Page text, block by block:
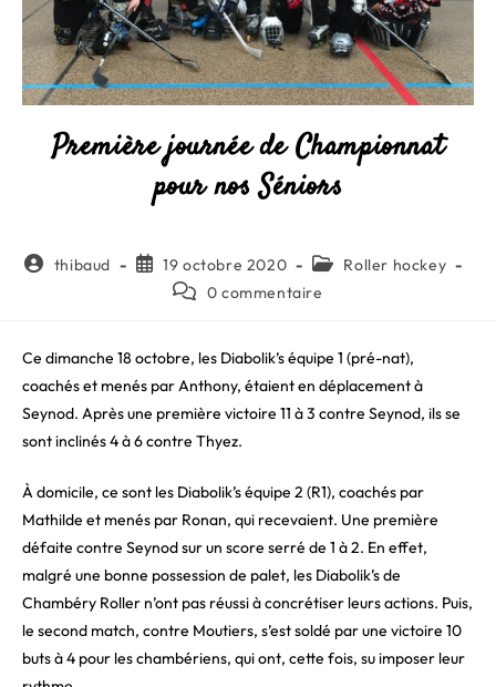
Première journée de Championnat
pour nos Séniors
Auteur/autrice
thibaud
Publication
publiée :
19 octobre 2020
Post Roller hockey
Commentaires
publication :
0 commentaire
Ce dimanche 18 octobre, les Diabolik’s équipe 1 (pré-nat),
coachés et menés par Anthony, étaient en déplacement à
Seynod. Après une première victoire 11 à 3 contre Seynod, ils se
sont inclinés 4 à 6 contre Thyez.
À domicile, ce sont les Diabolik’s équipe 2 (R1), coachés par
Mathilde et menés par Ronan, qui recevaient. Une première
défaite contre Seynod sur un score serré de 1 à 2. En effet,
malgré une bonne possession de palet, les Diabolik’s de
Chambéry Roller n’ont pas réussi à concrétiser leurs actions. Puis,
le second match, contre Moutiers, s’est soldé par une victoire 10
buts à 4 pour les chambériens, qui ont, cette fois, su imposer leur